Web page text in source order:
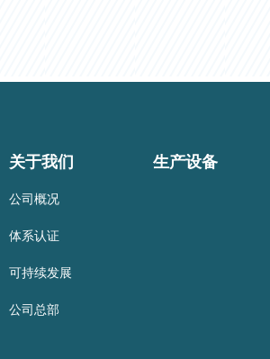
关于我们
公司概况
体系认证
可持续发展
公司总部
生产设备